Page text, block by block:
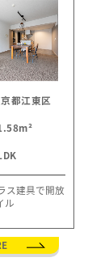
都江東区
ス建具で開放
ル